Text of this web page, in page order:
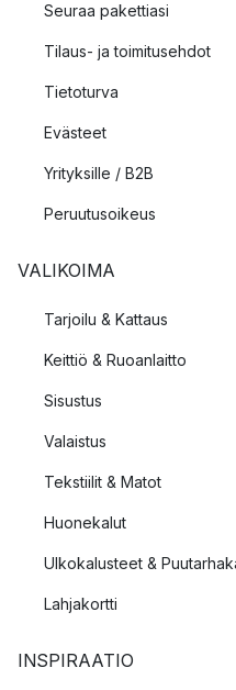
Seuraa pakettiasi
Tilaus- ja toimitusehdot
Tietoturva
Evästeet
Yrityksille / B2B
Peruutusoikeus
VALIKOIMA
Tarjoilu & Kattaus
Keittiö & Ruoanlaitto
Sisustus
Valaistus
Tekstiilit & Matot
Huonekalut
Ulkokalusteet &
Lahjakortti
INSPIRAATIO